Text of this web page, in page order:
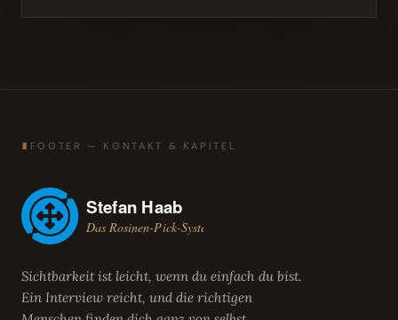
∎ FOOTER — KONTAKT & KAPITEL
Sichtbarkeit ist leicht, wenn du einfach du bist.
Ein Interview reicht, und die richtigen